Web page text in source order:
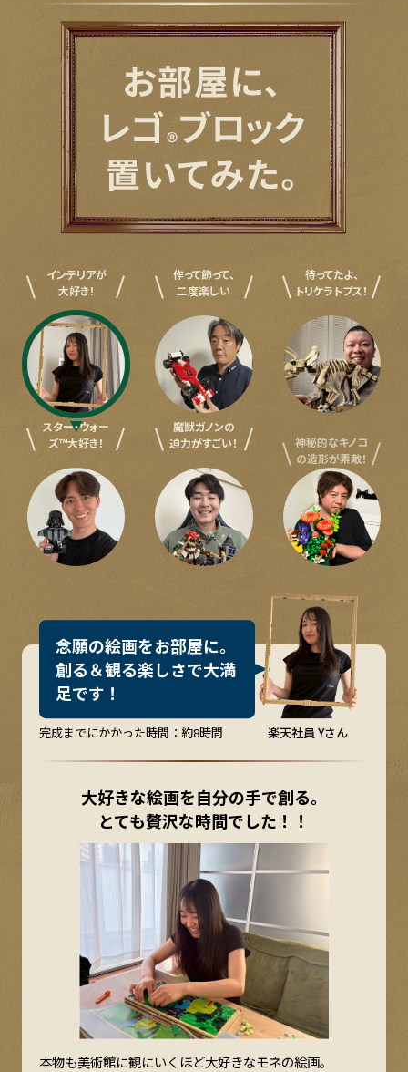
インテリアが
大好き！
作って飾って、
二度楽しい
待ってたよ、
トリケラトプス！
スター・ウォー
ズ™大好き！
魔獣ガノンの
迫力がすごい！
の造形が素敵！
念願の絵画をお部屋に。
創る＆観る楽しさで大満
足です ！
完成までにかかった時間：約8時間 楽天社員 Yさん
大好きな絵画を自分の手で創る。
とても贅沢な時間でした！！
本物も美術館に観にいくほど大好きなモネの絵画。